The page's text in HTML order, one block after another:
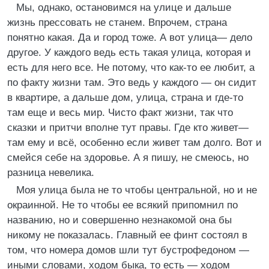
Мы, однако, остановимся на улице и дальше
жизнь прессовать не станем. Впрочем, страна
понятно какая. Да и город тоже. А вот улица— дело
другое. У каждого ведь есть такая улица, которая и
есть для него все. Не потому, что как-то ее любит, а
по факту жизни там. Это ведь у каждого — он сидит
в квартире, а дальше дом, улица, страна и где-то
там еще и весь мир. Чисто факт жизни, так что
сказки и притчи вполне тут правы. Где кто живет—
там ему и всё, особенно если живет там долго. Вот и
смейся себе на здоровье. А я пишу, не смеюсь, но
разница невелика.
Моя улица была не то чтобы центральной, но и не
окраинной. Не то чтобы ее всякий припомнил по
названию, но и совершенно незнакомой она бы
никому не показалась. Главный ее финт состоял в
том, что номера домов шли тут бустрофедоном —
иными словами, ходом быка, то есть — ходом